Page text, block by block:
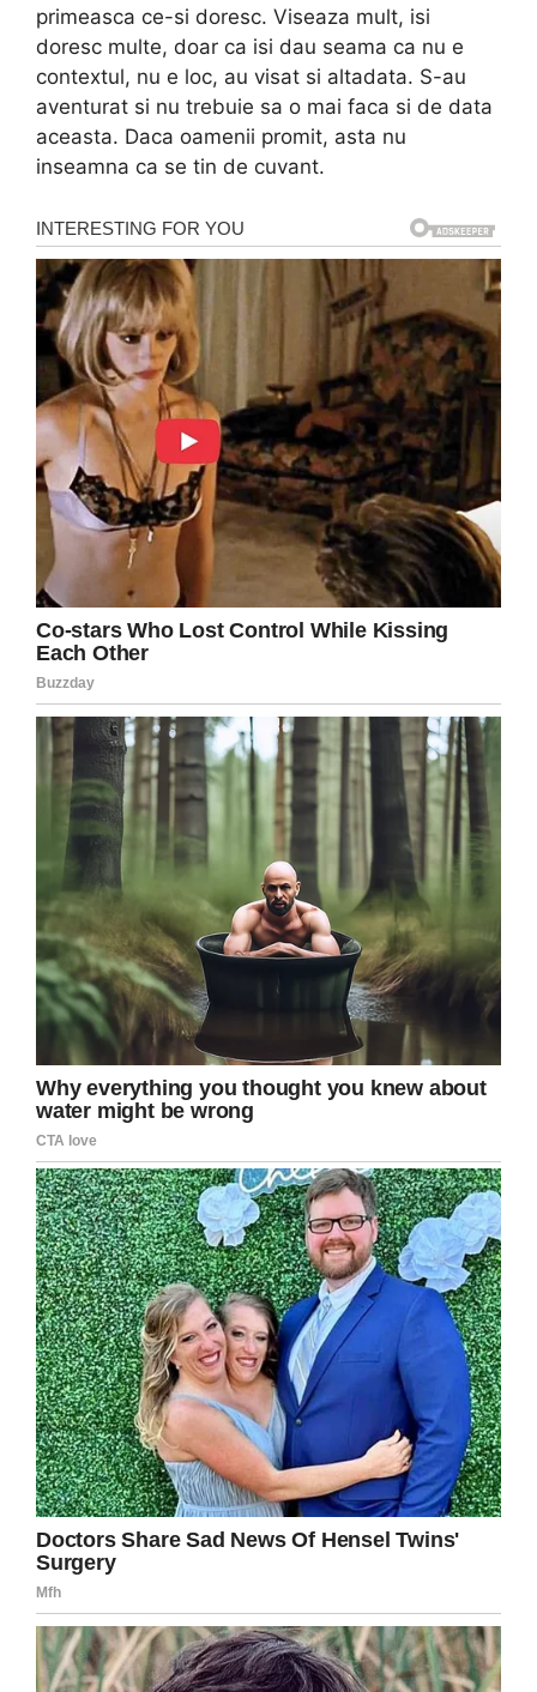
primeasca ce-si doresc. Viseaza mult, isi
doresc multe, doar ca isi dau seama ca nu e
contextul, nu e loc, au visat si altadata. S-au
aventurat si nu trebuie sa o mai faca si de data
aceasta. Daca oamenii promit, asta nu
inseamna ca se tin de cuvant.